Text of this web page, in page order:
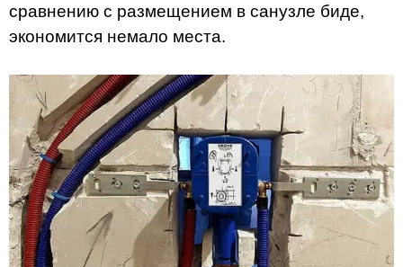
сравнению с размещением в санузле биде,
экономится немало места.